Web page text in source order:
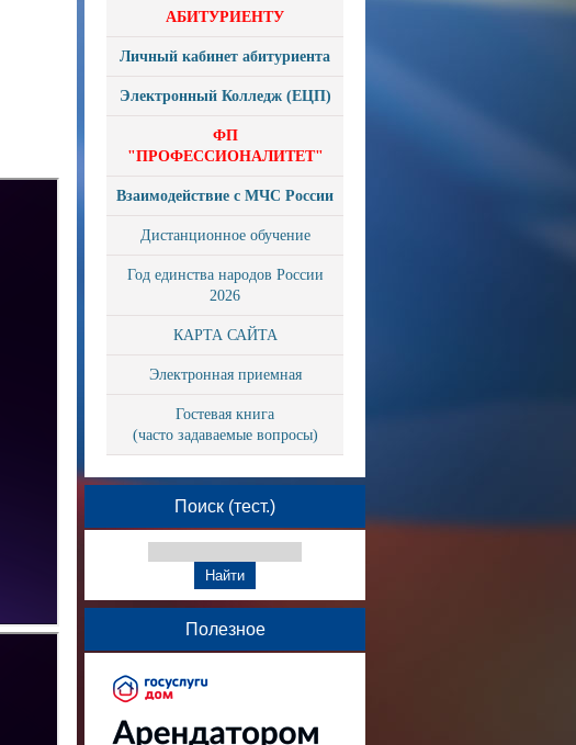
АБИТУРИЕНТУ
Личный кабинет абитуриента
Электронный Колледж (ЕЦП)
ФП
"ПРОФЕССИОНАЛИТЕТ"
Взаимодействие с МЧС России
Дистанционное обучение
Год единства народов России
2026
КАРТА САЙТА
Электронная приемная
Гостевая книга
(часто задаваемые вопросы)
Поиск (тест.)
Полезное